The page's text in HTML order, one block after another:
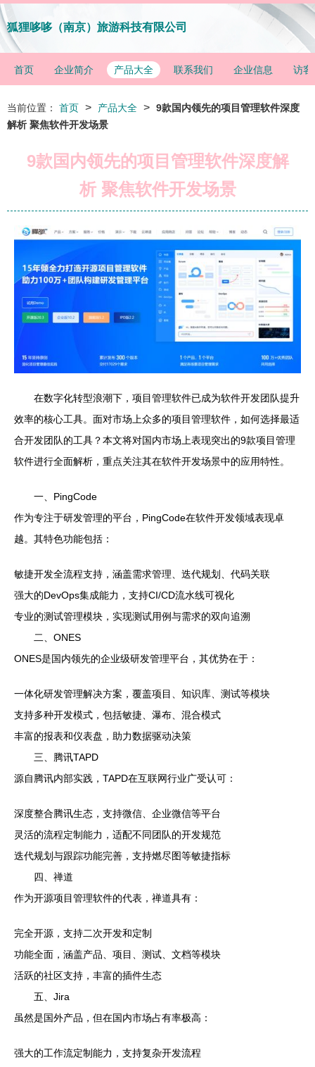
狐狸哆哆（南京）旅游科技有限公司
首页 企业简介 产品大全 联系我们 企业信息 访客
当前位置： 首页 > 产品大全 > 9款国内领先的项目管理软件深度
解析 聚焦软件开发场景
9款国内领先的项目管理软件深度解
析 聚焦软件开发场景
在数字化转型浪潮下，项目管理软件已成为软件开发团队提升
效率的核心工具。面对市场上众多的项目管理软件，如何选择最适
合开发团队的工具？本文将对国内市场上表现突出的9款项目管理
软件进行全面解析，重点关注其在软件开发场景中的应用特性。
一、PingCode
作为专注于研发管理的平台，PingCode在软件开发领域表现卓
越。其特色功能包括：
敏捷开发全流程支持，涵盖需求管理、迭代规划、代码关联
强大的DevOps集成能力，支持CI/CD流水线可视化
专业的测试管理模块，实现测试用例与需求的双向追溯
二、ONES
ONES是国内领先的企业级研发管理平台，其优势在于：
一体化研发管理解决方案，覆盖项目、知识库、测试等模块
支持多种开发模式，包括敏捷、瀑布、混合模式
丰富的报表和仪表盘，助力数据驱动决策
三、腾讯TAPD
源自腾讯内部实践，TAPD在互联网行业广受认可：
深度整合腾讯生态，支持微信、企业微信等平台
灵活的流程定制能力，适配不同团队的开发规范
迭代规划与跟踪功能完善，支持燃尽图等敏捷指标
四、禅道
作为开源项目管理软件的代表，禅道具有：
完全开源，支持二次开发和定制
功能全面，涵盖产品、项目、测试、文档等模块
活跃的社区支持，丰富的插件生态
五、Jira
虽然是国外产品，但在国内市场占有率极高：
强大的工作流定制能力，支持复杂开发流程